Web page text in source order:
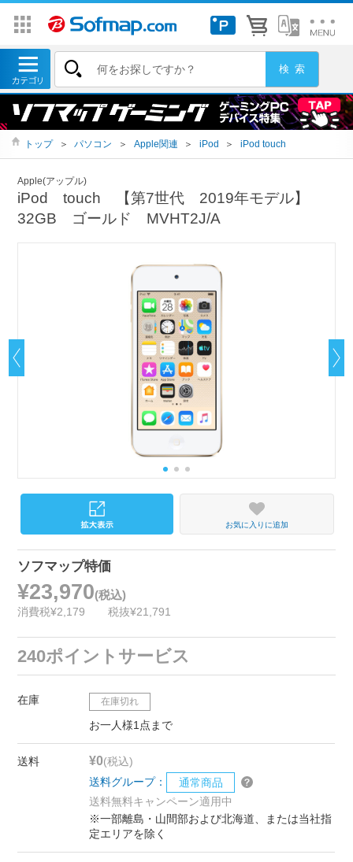
トップ ＞ パソコン ＞ Apple関連 ＞ iPod ＞ iPod touch
Apple(アップル)
iPod touch 【第7世代 2019年モデル】
32GB ゴールド MVHT2J/A
お気に入りに追加
ソフマップ特価
¥23,970(税込)
消費税¥2,179 税抜¥21,791
240ポイントサービス
在庫 在庫切れ
お一人様1点まで
送料 ¥0(税込)
送料グループ：
通常商品
送料無料キャンペーン適用中
※一部離島・山間部および北海道、または当社指
定エリアを除く